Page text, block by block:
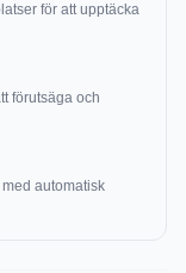
för att upptäcka
förutsäga och
automatisk